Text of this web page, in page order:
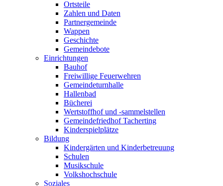
Ortsteile
Zahlen und Daten
Partnergemeinde
Wappen
Geschichte
Gemeindebote
Einrichtungen
Bauhof
Freiwillige Feuerwehren
Gemeindeturnhalle
Hallenbad
Bücherei
Wertstoffhof und -sammelstellen
Gemeindefriedhof Tacherting
Kinderspielplätze
Bildung
Kindergärten und Kinderbetreuung
Schulen
Musikschule
Volkshochschule
Soziales